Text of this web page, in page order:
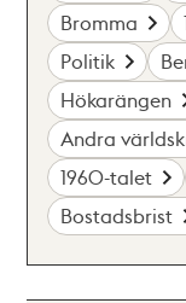
Bromma
Politik
Hökarängen
Andra
1960-talet
Bostadsbrist